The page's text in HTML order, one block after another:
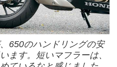
650のハンドリングの安
ます。短いマフラーは、